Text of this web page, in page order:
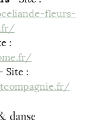
fleurs-
:
- Site :
danse